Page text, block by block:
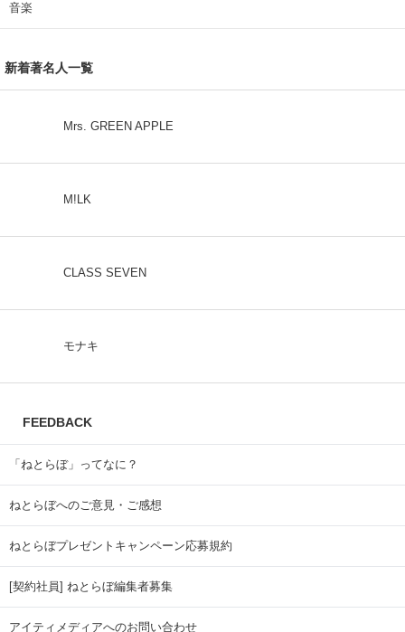
音楽
新着著名人一覧
Mrs. GREEN APPLE
M!LK
CLASS SEVEN
モナキ
FEEDBACK
「ねとらぼ」ってなに？
ねとらぼへのご意見・ご感想
ねとらぼプレゼントキャンペーン応募規約
[契約社員] ねとらぼ編集者募集
アイティメディアへのお問い合わせ